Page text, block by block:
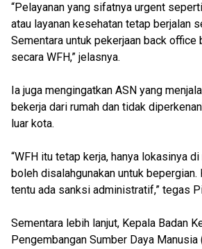
“Pelayanan yang sifatnya urgent
atau layanan kesehatan tetap berjalan
Sementara untuk pekerjaan back office
secara WFH,” jelasnya.
Ia juga mengingatkan ASN yang
bekerja dari rumah dan tidak
luar kota.
“WFH itu tetap kerja, hanya lokasinya
boleh disalahgunakan untuk bepergian.
tentu ada sanksi administratif,” tegas
Sementara lebih lanjut, Kepala Badan
Pengembangan Sumber Daya